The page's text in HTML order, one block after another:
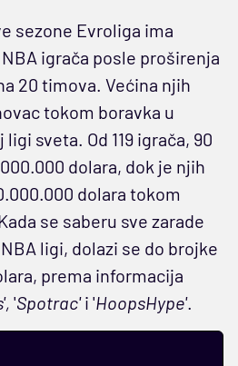
sezone Evroliga ima
igrača posle proširenja
20 timova. Većina njih
tokom boravka u
sveta. Od 119 igrača, 90
dolara, dok je njih
dolara tokom
se saberu sve zarade
ligi, dolazi se do brojke
prema informacija
'Spotrac'i 'HoopsHype'.